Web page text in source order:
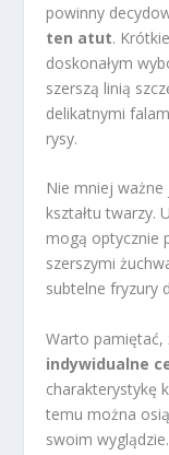
powinny
ten atut.
doskonałym
szerszą linią
delikatnymi
rysy.
Nie mniej
kształtu twarzy.
mogą optycznie
szerszymi
subtelne fryzury
Warto pamiętać,
indywidualne
charakterystykę
temu można
swoim wyglądzie.